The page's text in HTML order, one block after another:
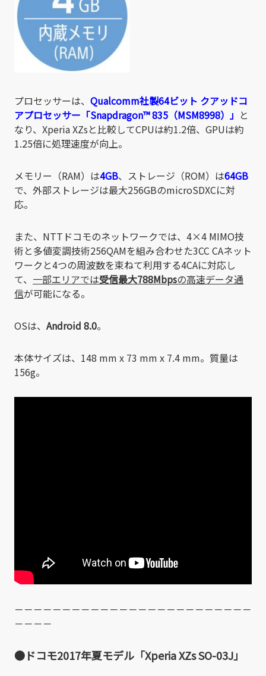
プロセッサーは、 Qualcomm社製64ビット クアッドコ
アプロセッサー「Snapdragon™ 835（MSM8998）」 と
なり、Xperia XZsと比較してCPUは約1.2倍、GPUは約
1.25倍に処理速度が向上。
メモリー（RAM）は4GB、ストレージ（ROM）は64GB
で、外部ストレージは最大256GBのmicroSDXCに対
応。
また、NTTドコモのネットワークでは、4×4 MIMO技
術と多値変調技術256QAMを組み合わせた3CC CAネット
ワークと4つの周波数を束ねて利用する4CAに対応し
て、 一部エリアでは受信最大788Mbpsの高速データ通
信が可能になる。
OSは、 Android 8.0。
本体サイズは、148 mm x 73 mm x 7.4 mm。質量は
156g。
－－－－－－－－－－－－－－－－－－－－－－－－－
－－－－
●ドコモ2017年夏モデル「Xperia XZs SO-03J」